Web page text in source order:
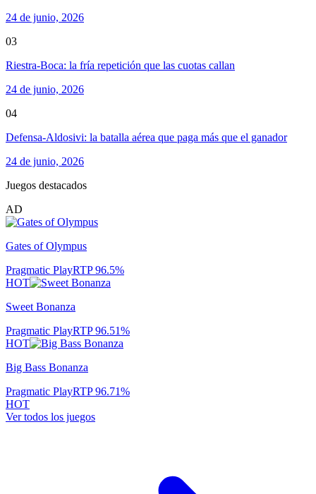
24 de junio, 2026
03
Riestra-Boca: la fría repetición que las cuotas callan
24 de junio, 2026
04
Defensa-Aldosivi: la batalla aérea que paga más que el ganador
24 de junio, 2026
Juegos destacados
AD
Gates of Olympus
Pragmatic PlayRTP96.5%
HOT
Sweet Bonanza
Pragmatic PlayRTP96.51%
HOT
Big Bass Bonanza
Pragmatic PlayRTP96.71%
HOT
Ver todos los juegos